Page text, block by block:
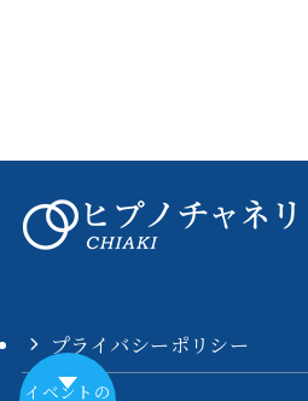
イベントの
プライバシーポリシー